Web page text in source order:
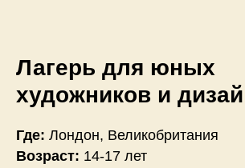
Лагерь для юных
художников и
Где: Лондон, Великобритания
Возраст: 14-17 лет